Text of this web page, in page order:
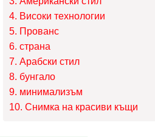
Високи технологии
Прованс
страна
Арабски стил
бунгало
минимализъм
Снимка на красиви къщи